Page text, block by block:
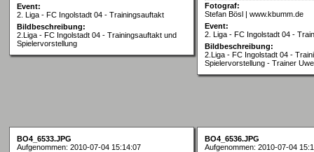
Event:
2. Liga - FC Ingolstadt 04 - Trainingsauftakt
Bildbeschreibung:
2.Liga - FC Ingolstadt 04 - Trainingsauftakt und
Spielervorstellung
Fotograf:
Stefan Bösl | www.kbumm.de
Event:
2. Liga - FC Ingolstadt 04 -
Bildbeschreibung:
2.Liga - FC Ingolstadt 04 -
Spielervorstellung - Trainer
BO4_6533.JPG
Aufgenommen: 2010-07-04 15:14:07
BO4_6536.JPG
Aufgenommen: 2010-07-04